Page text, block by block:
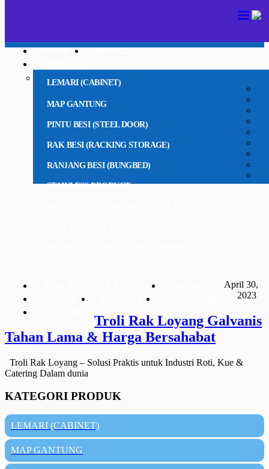
LEMARI (CABINET)
MAP GANTUNG
PINTU BESI (STEEL DOOR)
RAK BESI (RACKING STORAGE)
RANJANG BESI (BUNGBED)
STAINLESS PRODUCT
April 30,
2023
Troli Rak Loyang Galvanis
Tahan Lama & Harga Bersahabat
Troli Rak Loyang – Solusi Praktis untuk Industri Roti, Kue &
Catering Dalam dunia
KATEGORI PRODUK
LEMARI (CABINET)
MAP GANTUNG